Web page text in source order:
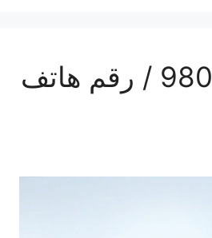
تركيب تكييف ابوالحصاني / 98025055 / رقم هاتف